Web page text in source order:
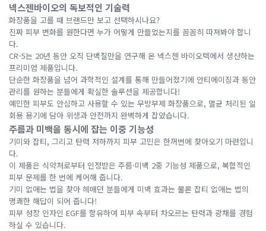
넥스젠바이오의 독보적인 기술력
화장품을 고를 때 브랜드만 보고 선택하시나요?
진짜 피부 변화를 원한다면 누가 어떻게 만들었는지를 꼼꼼히 따져봐야 합니
다.
CR-5는 20년 동안 오직 단백질만을 연구해 온 넥스젠 바이오텍에서 생산하는
프리미엄 제품입니다.
단순한 화장품을 넘어 과학적인 설계를 통해 만들어졌기에 안티에이징과 동안
관리를 원하는 분들에게 확실한 솔루션을 제공합니다!
예민한 피부도 안심하고 사용할 수 있는 무방부제 화장품으로, 멸균 처리된 일
회용 용기에 담아 위생과 안전까지 완벽하게 잡았습니다.
주름과 미백을 동시에 잡는 이중 기능성
기미와 잡티, 그리고 탄력 저하까지 피부 고민은 한꺼번에 찾아오기 마련입니
다.
이 제품은 식약처로부터 인정받은 주름·미백 2중 기능성 제품으로, 복합적인
피부 문제를 한 번에 케어해 줍니다.
기미 없애는 법을 찾아 헤매던 분들에게 미백 효과는 물론 잡티 없애는 법의
명쾌한 해답이 되어 줍니다!
피부 성장 인자인 EGF를 함유하여 피부 속부터 차오르는 탄력과 광채를 경험
하실 수 있습니다.